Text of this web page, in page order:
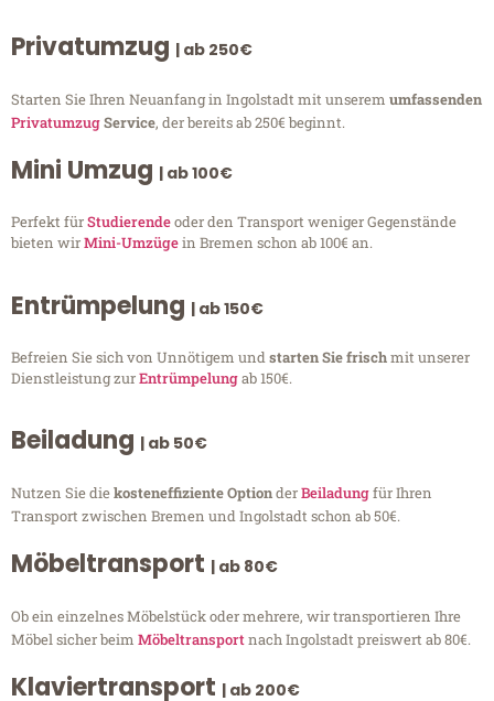
Privatumzug | ab 250€
Starten Sie Ihren Neuanfang in Ingolstadt mit unserem umfassenden
PrivatumzugService, der bereits ab 250€ beginnt.
Mini Umzug | ab 100€
Perfekt fürStudierendeoder den Transport weniger Gegenstände
bieten wirMini-Umzügein Bremen schon ab 100€ an.
Entrümpelung | ab 150€
Befreien Sie sich von Unnötigem undstarten Sie frischmit unserer
Dienstleistung zurEntrümpelungab 150€.
Beiladung | ab 50€
Nutzen Sie diekosteneffiziente OptionderBeiladungfür Ihren
Transport zwischen Bremen und Ingolstadt schon ab 50€.
Möbeltransport | ab 80€
Ob ein einzelnes Möbelstück oder mehrere, wir transportieren Ihre
Möbel sicher beim Möbeltransportnach Ingolstadt preiswert ab 80€.
Klaviertransport | ab 200€